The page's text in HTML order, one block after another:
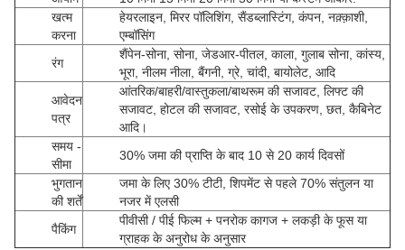
खत्म
करना
हेयरलाइन, मिरर पॉलिशिंग, सैंडब्लास्टिंग, कंपन, नक़्क़ाशी,
एम्बॉसिंग
रंग
शैंपेन-सोना, सोना, जेडआर-पीतल, काला, गुलाब सोना, कांस्य,
भूरा, नीलम नीला, बैंगनी, ग्रे, चांदी, बायोलेट, आदि
आवेदन
पत्र
आंतरिक/बाहरी/वास्तुकला/बाथरूम की सजावट, लिफ्ट की
सजावट, होटल की सजावट, रसोई के उपकरण, छत, कैबिनेट
आदि।
समय -
सीमा
30% जमा की प्राप्ति के बाद 10 से 20 कार्य दिवसों
भुगतान
की शर्तें
जमा के लिए 30% टीटी, शिपमेंट से पहले 70% संतुलन या
नजर में एलसी
पैकिंग
पीवीसी / पीई फिल्म + पनरोक कागज + लकड़ी के फूस या
ग्राहक के अनुरोध के अनुसार